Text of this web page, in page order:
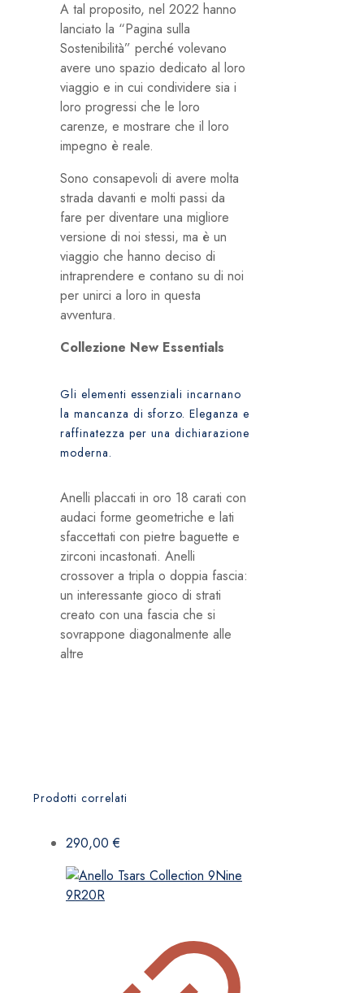
A tal proposito, nel 2022 hanno
lanciato la “Pagina sulla
Sostenibilità” perché volevano
avere uno spazio dedicato al loro
viaggio e in cui condividere sia i
loro progressi che le loro
carenze, e mostrare che il loro
impegno è reale.
Sono consapevoli di avere molta
strada davanti e molti passi da
fare per diventare una migliore
versione di noi stessi, ma è un
viaggio che hanno deciso di
intraprendere e contano su di noi
per unirci a loro in questa
avventura.
Collezione New Essentials
Gli elementi essenziali incarnano
la mancanza di sforzo. Eleganza e
raffinatezza per una dichiarazione
moderna.
Anelli placcati in oro 18 carati con
audaci forme geometriche e lati
sfaccettati con pietre baguette e
zirconi incastonati. Anelli
crossover a tripla o doppia fascia:
un interessante gioco di strati
creato con una fascia che si
sovrappone diagonalmente alle
altre
Prodotti correlati
290,00€